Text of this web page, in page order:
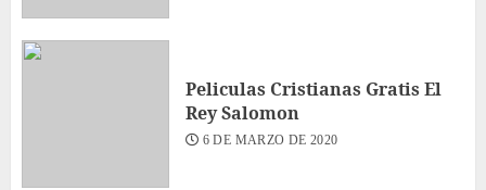
Peliculas Cristianas Gratis El
Rey Salomon
6 DE MARZO DE 2020